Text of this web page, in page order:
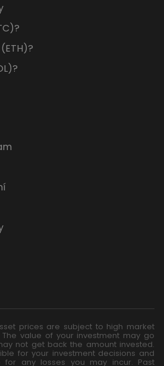
prices are subject to high market
value of your investment may go
not get back the amount invested.
for your investment decisions and
for any losses you may incur. Past